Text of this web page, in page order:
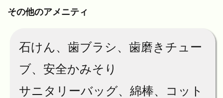
その他のアメニティ
石けん、歯ブラシ、歯磨きチュー
ブ、安全かみそり
サニタリーバッグ、綿棒、コット